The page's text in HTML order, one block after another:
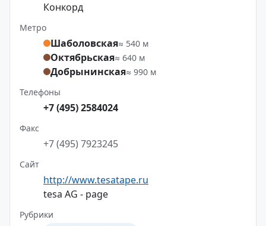
Конкорд
Метро
Шаболовская≈ 540 м
Октябрьская≈ 640 м
Добрынинская≈ 990 м
Телефоны
+7 (495) 2584024
Факс
+7 (495) 7923245
Сайт
http://www.tesatape.ru
tesa AG - page
Рубрики